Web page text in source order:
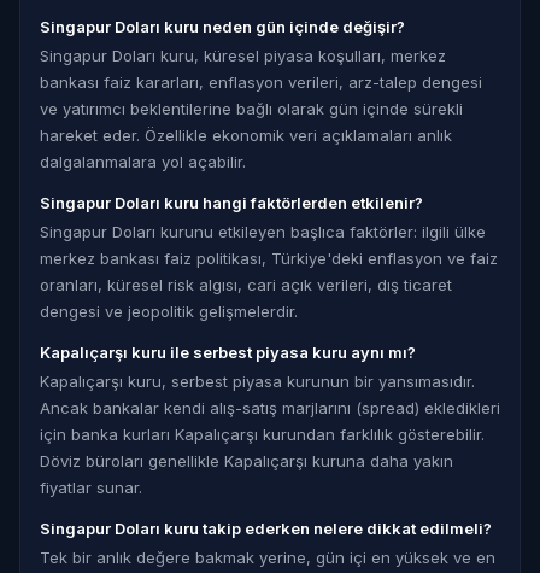
Singapur Doları kuru neden gün içinde değişir?
Singapur Doları kuru, küresel piyasa koşulları, merkez
bankası faiz kararları, enflasyon verileri, arz-talep dengesi
ve yatırımcı beklentilerine bağlı olarak gün içinde sürekli
hareket eder. Özellikle ekonomik veri açıklamaları anlık
dalgalanmalara yol açabilir.
Singapur Doları kuru hangi faktörlerden etkilenir?
Singapur Doları kurunu etkileyen başlıca faktörler: ilgili ülke
merkez bankası faiz politikası, Türkiye'deki enflasyon ve faiz
oranları, küresel risk algısı, cari açık verileri, dış ticaret
dengesi ve jeopolitik gelişmelerdir.
Kapalıçarşı kuru ile serbest piyasa kuru aynı mı?
Kapalıçarşı kuru, serbest piyasa kurunun bir yansımasıdır.
Ancak bankalar kendi alış-satış marjlarını (spread) ekledikleri
için banka kurları Kapalıçarşı kurundan farklılık gösterebilir.
Döviz büroları genellikle Kapalıçarşı kuruna daha yakın
fiyatlar sunar.
Singapur Doları kuru takip ederken nelere dikkat edilmeli?
Tek bir anlık değere bakmak yerine, gün içi en yüksek ve en